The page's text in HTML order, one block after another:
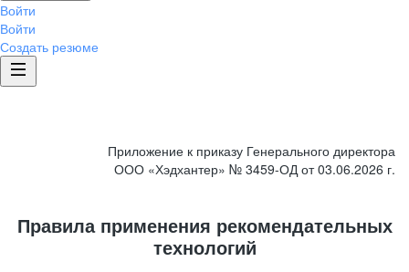
Войти
Войти
Создать резюме
Приложение к приказу Генерального директора
ООО «Хэдхантер» № 3459-ОД от 03.06.2026 г.
Правила применения рекомендательных
технологий